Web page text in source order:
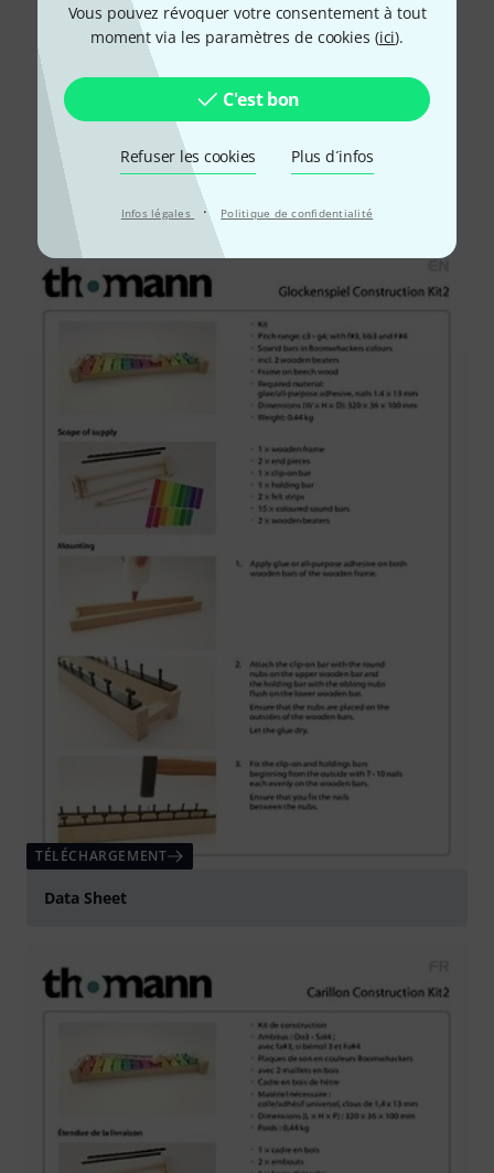
Vous pouvez révoquer votre consentement à tout
moment via les paramètres de cookies (ici).
C'est bon
Refuser les cookies Plus d´infos
Infos légales · Politique de confidentialité
Lire toutes les évaluations
Le saviez-vous?
TÉLÉCHARGEMENT
Data Sheet